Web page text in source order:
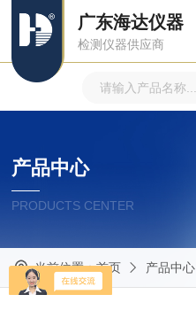
广东海达仪器
检测仪器供应商
产品中心
PRODUCTS CENTER
当前位置：首页 产品中心